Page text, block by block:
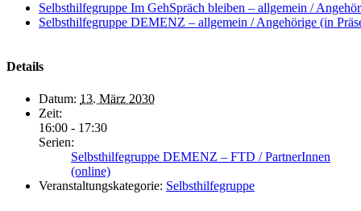
Selbsthilfegruppe Im GehSpräch bleiben – allgemein /
Selbsthilfegruppe DEMENZ – allgemein / Angehörige (in
Details
Datum: 13. März 2030
Zeit:
16:00 - 17:30
Serien:
Selbsthilfegruppe DEMENZ – FTD / PartnerInnen
(online)
Veranstaltungskategorie: Selbsthilfegruppe